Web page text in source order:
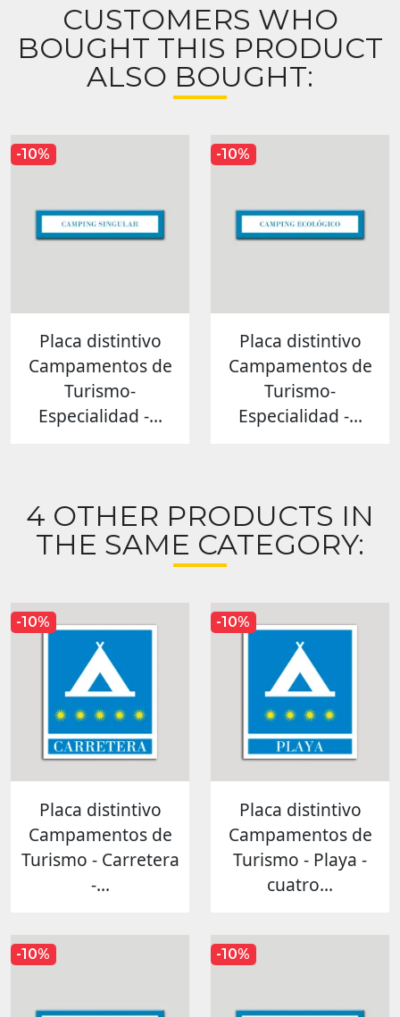
CUSTOMERS WHO
BOUGHT THIS PRODUCT
ALSO BOUGHT:
Placa distintivo
Campamentos de
Turismo-
Especialidad -...
-10%
Placa distintivo
Campamentos de
Turismo-
Especialidad -...
-10%
4 OTHER PRODUCTS IN
THE SAME CATEGORY:
Placa distintivo
Campamentos de
Turismo - Carretera
-...
-10%
Placa distintivo
Campamentos de
Turismo - Playa -
cuatro...
-10%
-10% -10%